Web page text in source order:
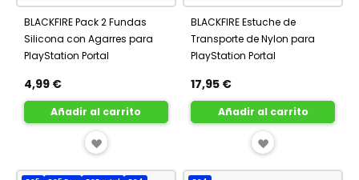
BLACKFIRE Pack 2 Fundas
Silicona con Agarres para
PlayStation Portal
4,99 €
Añadir al carrito
AÑADIR
BLACKFIRE Estuche de
Transporte de Nylon para
PlayStation Portal
17,95 €
Añadir al carrito
AÑADIR